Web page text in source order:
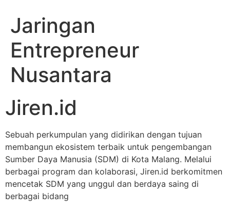
Jaringan
Entrepreneur
Nusantara
Jiren.id
Sebuah perkumpulan yang didirikan dengan tujuan
membangun ekosistem terbaik untuk pengembangan
Sumber Daya Manusia (SDM) di Kota Malang. Melalui
berbagai program dan kolaborasi, Jiren.id berkomitmen
mencetak SDM yang unggul dan berdaya saing di
berbagai bidang